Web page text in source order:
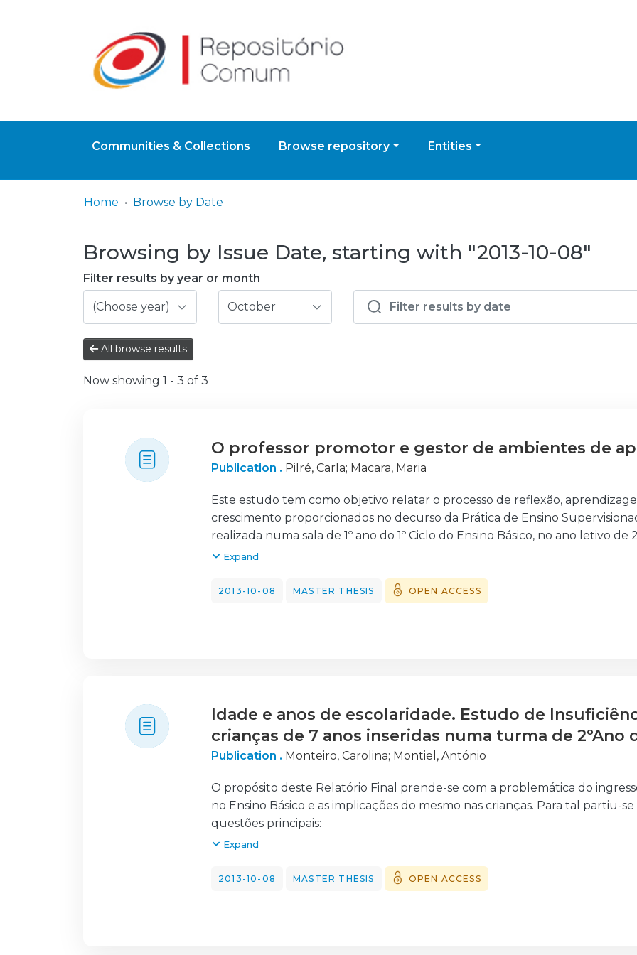
Communities & Collections Browse repository Entities
Home Browse by Date
Browsing by Issue Date, starting with "2013-10-08"
Filter results by year or month
All browse results
Now showing 1 - 3 of 3
O professor promotor e gestor de ambientes de
Publication . Pilré, Carla; Macara, Maria
Este estudo tem como objetivo relatar o processo de reflexão,
crescimento proporcionados no decurso da Prática de Ensino
realizada numa sala de 1º ano do 1º Ciclo do Ensino Básico, no ano letivo de
Visa ainda aprofundar, investigando, o papel do professor no processo de
fundamentado na teoria disponível, os dados recolhidos em notas de
sobre o desenrolar das aulas planificadas, suscitadas respetivamente pelo
Expand
2013-10-08 MASTER THESIS OPEN ACCESS
Idade e anos de escolaridade. Estudo de
crianças de 7 anos inseridas numa turma de 2ºAno
Publication . Monteiro, Carolina; Montiel, António
O propósito deste Relatório Final prende-se com a problemática do
no Ensino Básico e as implicações do mesmo nas crianças. Para tal partiu-se
questões principais:
Ø Como é que se manifesta uma entrada prematura de uma criança no 1º
no Ensino Básico?
Ø Quais as recomendações que encontramos na literatura sobre o
Expand
2013-10-08 MASTER THESIS OPEN ACCESS